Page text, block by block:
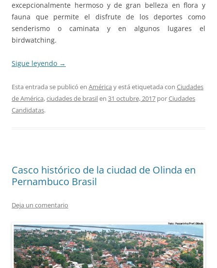
excepcionalmente hermoso y de gran belleza en flora y
fauna que permite el disfrute de los deportes como
senderismo o caminata y en algunos lugares el
birdwatching.
Sigue leyendo →
Esta entrada se publicó en América y está etiquetada con Ciudades
de América,ciudades de brasilen 31 octubre, 2017 porCiudades
Candidatas.
Casco histórico de la ciudad de Olinda en
Pernambuco Brasil
Deja un comentario